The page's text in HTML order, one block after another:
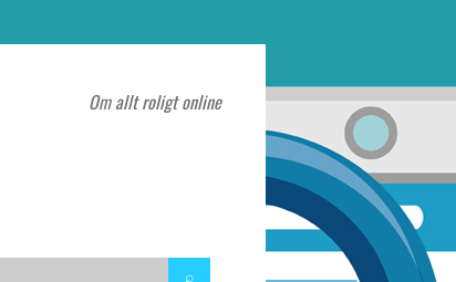
Om allt roligt online